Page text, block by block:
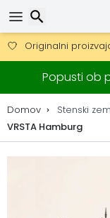
Pridobite
Na voljo je tudi DHL
30 dni za vračilo,
Originalni
Popusti ob
Domov Stenski
VRSTA Hamburg
Iskanje